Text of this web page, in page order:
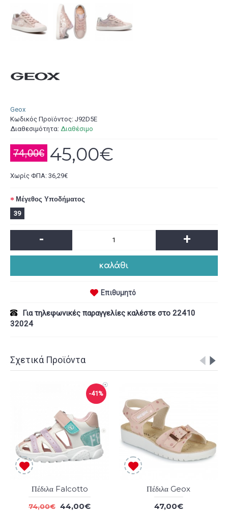
Geox
Κωδικός Προϊόντος: J92D5E
Διαθεσιμότητα: Διαθέσιμο
74,00€ 45,00€
Χωρίς ΦΠΑ: 36,29€
Μέγεθος Υποδήματος
39
- +
καλάθι
Επιθυμητό
Για τηλεφωνικές παραγγελίες καλέστε στο 22410
32024
Σχετικά Προϊόντα
-41%
Πέδιλα Falcotto
74,00€ 44,00€
Πέδιλα Geox
47,00€